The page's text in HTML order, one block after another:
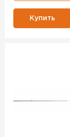
Купить